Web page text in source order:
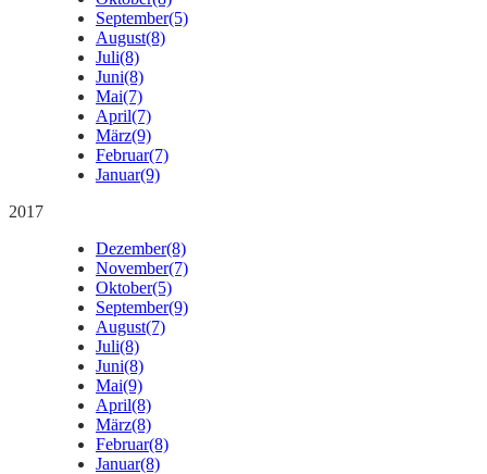
September(5)
August(8)
Juli(8)
Juni(8)
Mai(7)
April(7)
März(9)
Februar(7)
Januar(9)
2017
Dezember(8)
November(7)
Oktober(5)
September(9)
August(7)
Juli(8)
Juni(8)
Mai(9)
April(8)
März(8)
Februar(8)
Januar(8)